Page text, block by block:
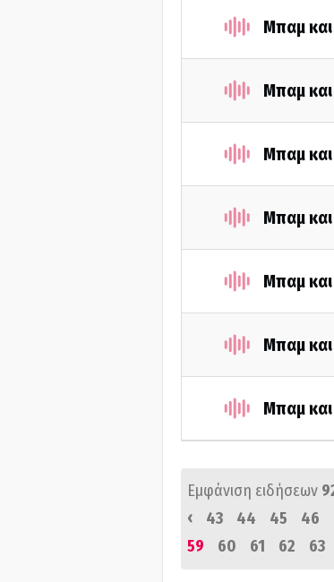
Μπαμ
Μπαμ
Μπαμ
Μπαμ
Μπαμ
Μπαμ
Μπαμ
Εμφάνιση ειδήσεων
‹
43 44 45 46
59
60 61 62 63